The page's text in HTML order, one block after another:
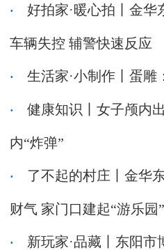
好拍家·暖心拍丨金华
车辆失控 辅警快速反应
生活家·小制作丨蛋雕
健康知识丨女子颅内
内“炸弹”
了不起的村庄丨金华
财气 家门口建起“游乐园”
新玩家·品藏丨东阳